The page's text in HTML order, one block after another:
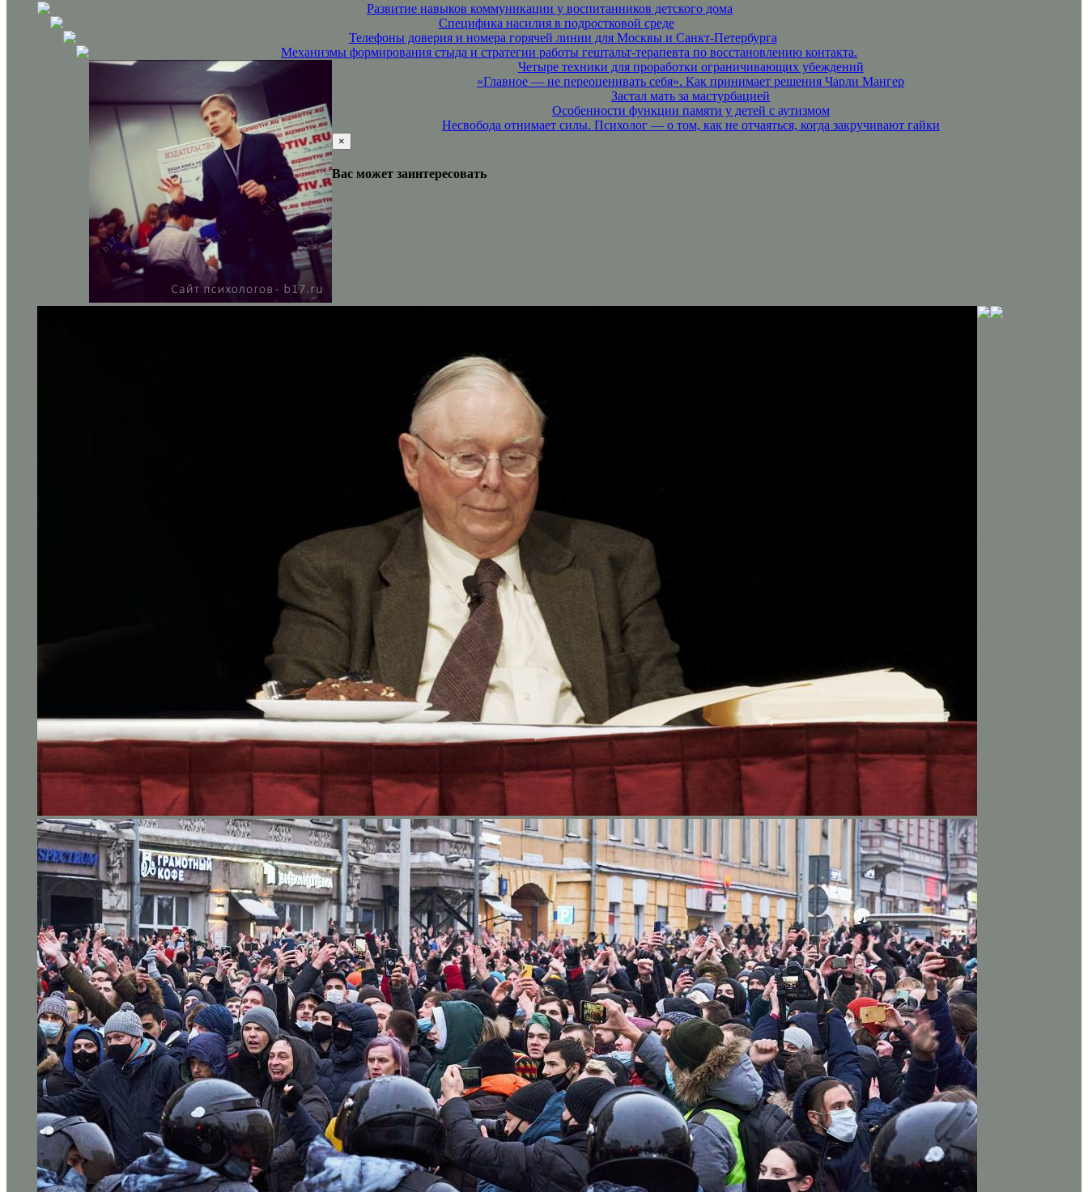
Развитие навыков коммуникации у воспитанников детского дома
Специфика насилия в подростковой среде
Телефоны доверия и номера горячей линии для Москвы и Санкт-Петербурга
Механизмы формирования стыда и стратегии работы гештальт-терапевта по восстановлению контакта.
Четыре техники для проработки ограничивающих убеждений
«Главное — не переоценивать себя». Как принимает решения Чарли Мангер
Застал мать за мастурбацией
Особенности функции памяти у детей с аутизмом
Несвобода отнимает силы. Психолог — о том, как не отчаяться, когда закручивают гайки
×
Вас может заинтересовать